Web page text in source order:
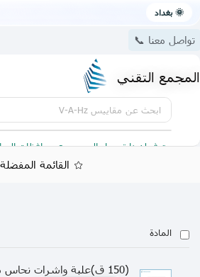
🌞 بغداد
تواصل معنا 📞
المجمع التقني
ابحث عن مقاييس V-A-Hz
يتوفر لدينا توصيل الى جميع محافظات
القائمة المفضلة
المادة
(150 ق)علبة واشرات نحاس متنوعة